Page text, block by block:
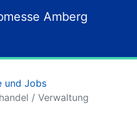
Amberg
und Jobs
/ Verwaltung